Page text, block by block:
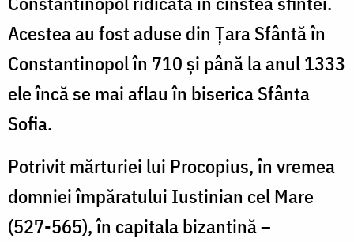
Acestea au fost aduse din Țara Sfântă în
Constantinopol în 710 și până la anul 1333
ele încă se mai aflau în biserica Sfânta
Sofia.
Potrivit mărturiei lui Procopius, în vremea
domniei împăratului Iustinian cel Mare
(527-565), în capitala bizantină –